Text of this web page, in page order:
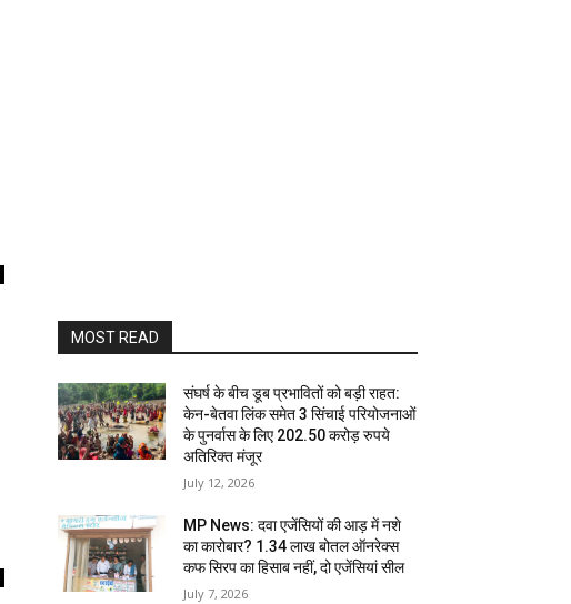
MOST READ
संघर्ष के बीच डूब प्रभावितों को बड़ी राहत:
केन-बेतवा लिंक समेत 3 सिंचाई परियोजनाओं
के पुनर्वास के लिए 202.50 करोड़ रुपये
अतिरिक्त मंजूर
July 12, 2026
MP News: दवा एजेंसियों की आड़ में नशे
का कारोबार? 1.34 लाख बोतल ऑनरेक्स
कफ सिरप का हिसाब नहीं, दो एजेंसियां सील
July 7, 2026